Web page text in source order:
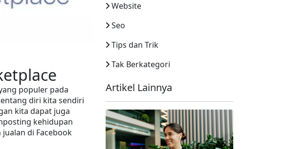
populer pada
diri kita sendiri
kita dapat juga
kehidupan
di Facebook
Website
Seo
Tips dan Trik
Tak Berkategori
Artikel Lainnya